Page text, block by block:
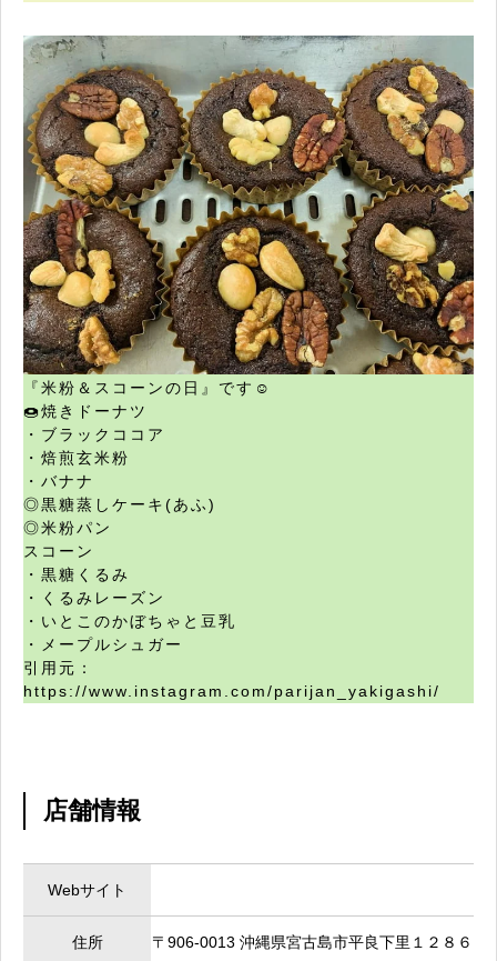
『米粉＆スコーンの日』です☺︎
🍩焼きドーナツ
・ブラックココア
・焙煎玄米粉
・バナナ
◎黒糖蒸しケーキ(あふ)
◎米粉パン
スコーン
・黒糖くるみ
・くるみレーズン
・いとこのかぼちゃと豆乳
・メープルシュガー
引用元：
https://www.instagram.com/parijan_yakigashi/
店舗情報
Webサイト
住所 〒906-0013 沖縄県宮古島市平良下里１２８６